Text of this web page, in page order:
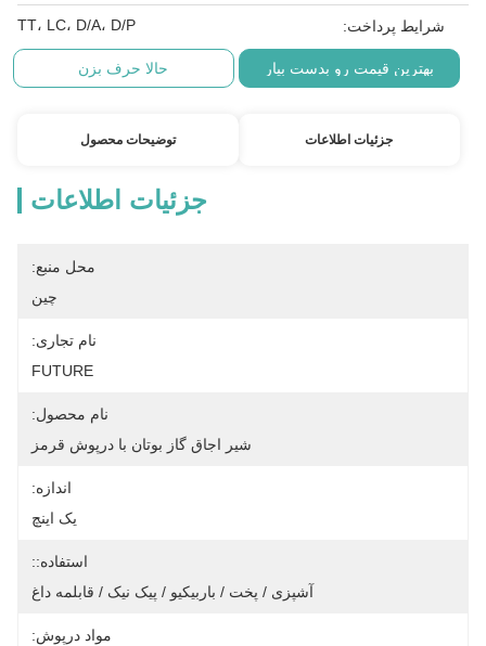
شرایط پرداخت: TT، LC، D/A، D/P
بهترین قیمت رو بدست بیار حالا حرف بزن
جزئیات اطلاعات توضیحات محصول
جزئیات اطلاعات
محل منبع:
چین
نام تجاری:
FUTURE
نام محصول:
شیر اجاق گاز بوتان با درپوش قرمز
اندازه:
یک اینچ
استفاده::
آشپزی / پخت / باربیکیو / پیک نیک / قابلمه داغ
مواد درپوش: